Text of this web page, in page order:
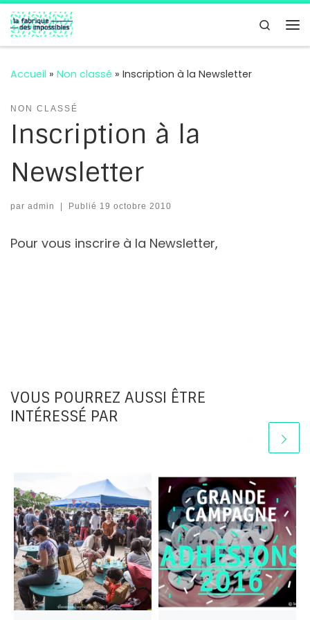
Passer au contenu
Search
Accueil » Non classé » Inscription à la Newsletter
NON CLASSÉ
Inscription à la
Newsletter
par admin | Publié 19 octobre 2010
Pour vous inscrire à la Newsletter,
VOUS POURREZ AUSSI ÊTRE
INTÉRESSÉ PAR